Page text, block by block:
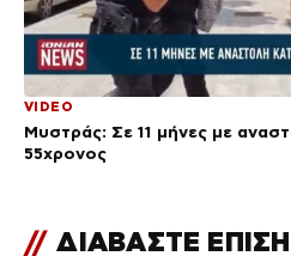
VIDEO
Μυστράς: Σε 11 μήνες με
55χρονος
// ΔΙΑΒΑΣΤΕ